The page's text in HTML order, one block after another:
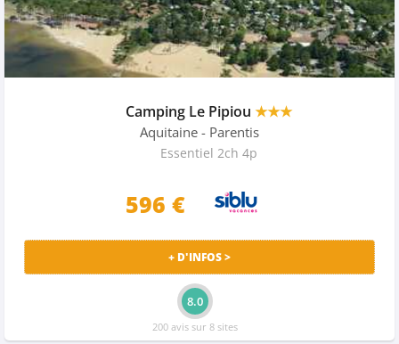
Camping Le Pipiou ★★★
Aquitaine - Parentis
Essentiel 2ch 4p
596 €
+ D'INFOS >
8.0
200 avis sur 8 sites